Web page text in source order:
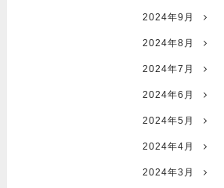
2024年9月
2024年8月
2024年7月
2024年6月
2024年5月
2024年4月
2024年3月